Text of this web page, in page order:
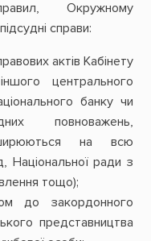
Окружному
справи:
актів Кабінету
центрального
банку чи
повноважень,
на всю
Національної ради з
тощо);
до закордонного
представництва